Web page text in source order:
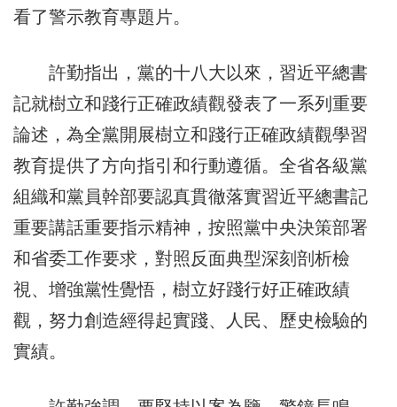
看了警示教育專題片。
許勤指出，黨的十八大以來，習近平總書
記就樹立和踐行正確政績觀發表了一系列重要
論述，為全黨開展樹立和踐行正確政績觀學習
教育提供了方向指引和行動遵循。全省各級黨
組織和黨員幹部要認真貫徹落實習近平總書記
重要講話重要指示精神，按照黨中央決策部署
和省委工作要求，對照反面典型深刻剖析檢
視、增強黨性覺悟，樹立好踐行好正確政績
觀，努力創造經得起實踐、人民、歷史檢驗的
實績。